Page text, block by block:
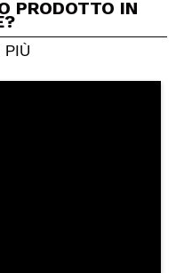
o una foto
primo. Immaginalo...
PRODOTTO IN
PIÙ